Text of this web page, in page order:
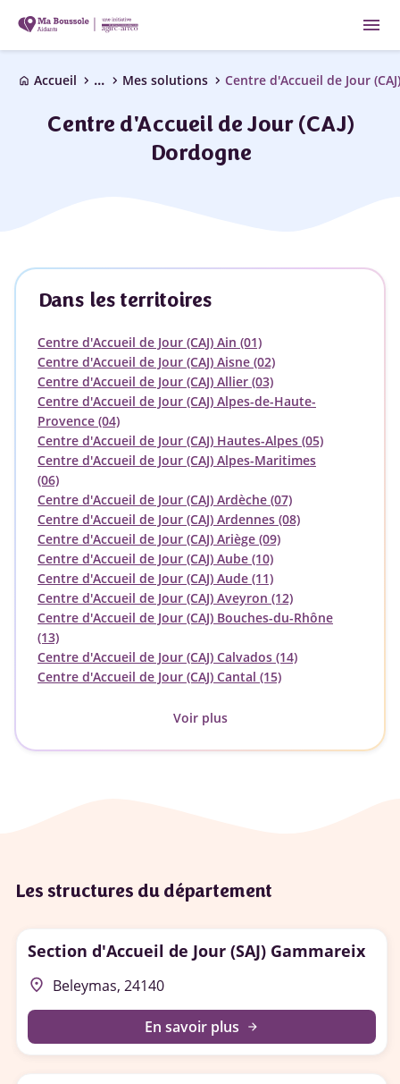
menu
home Accueil chevron_right ... chevron_right Mes solutions chevron_right Centre d'Accueil de Jour (CAJ)
Centre d'Accueil de Jour (CAJ)
Dordogne
Dans les territoires
Centre d'Accueil de Jour (CAJ) Ain (01)
Centre d'Accueil de Jour (CAJ) Aisne (02)
Centre d'Accueil de Jour (CAJ) Allier (03)
Centre d'Accueil de Jour (CAJ) Alpes-de-Haute-
Provence (04)
Centre d'Accueil de Jour (CAJ) Hautes-Alpes (05)
Centre d'Accueil de Jour (CAJ) Alpes-Maritimes
(06)
Centre d'Accueil de Jour (CAJ) Ardèche (07)
Centre d'Accueil de Jour (CAJ) Ardennes (08)
Centre d'Accueil de Jour (CAJ) Ariège (09)
Centre d'Accueil de Jour (CAJ) Aube (10)
Centre d'Accueil de Jour (CAJ) Aude (11)
Centre d'Accueil de Jour (CAJ) Aveyron (12)
Centre d'Accueil de Jour (CAJ) Bouches-du-Rhône
(13)
Centre d'Accueil de Jour (CAJ) Calvados (14)
Centre d'Accueil de Jour (CAJ) Cantal (15)
Voir plus
Les structures du département
Section d'Accueil de Jour (SAJ) Gammareix
place Beleymas, 24140
En savoir plus arrow_forward